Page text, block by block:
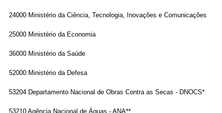
24000 Ministério da Ciência, Tecnologia, Inovações e Comunicações
25000 Ministério da Economia
36000 Ministério da Saúde
52000 Ministério da Defesa
53204 Departamento Nacional de Obras Contra as Secas - DNOCS*
53210 Agência Nacional de Águas - ANA**